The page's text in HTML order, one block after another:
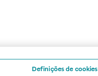
Definições de cookies